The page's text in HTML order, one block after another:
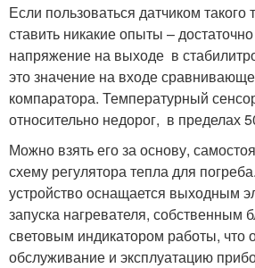
Если пользоваться датчиком
ставить никакие опыты –
напряжение на выходе в
это значение на входе
компаратора. Температурный
относительно недорог, в пределах
Можно взять его за основу,
схему регулятора тепла для
устройство оснащается выходным
запуска нагревателя, собственным
световым индикатором работы, что
обслуживание и эксплуатацию